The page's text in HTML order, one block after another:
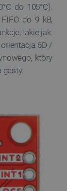
do 105°C).
do 9 kB,
takie jak:
6D /
który